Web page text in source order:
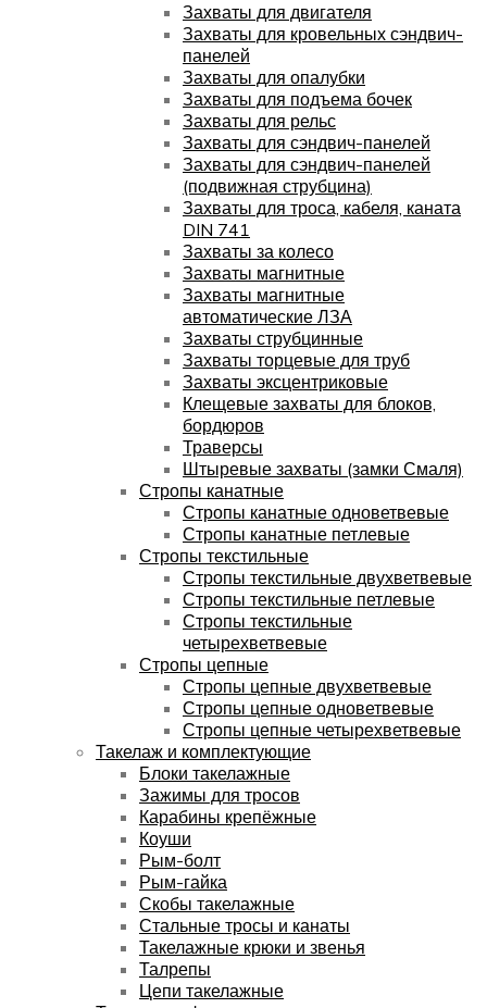
Захваты для двигателя
Захваты для кровельных сэндвич-
панелей
Захваты для опалубки
Захваты для подъема бочек
Захваты для рельс
Захваты для сэндвич-панелей
Захваты для сэндвич-панелей
(подвижная струбцина)
Захваты для троса, кабеля, каната
DIN 741
Захваты за колесо
Захваты магнитные
Захваты магнитные
автоматические ЛЗА
Захваты струбцинные
Захваты торцевые для труб
Захваты эксцентриковые
Клещевые захваты для блоков,
бордюров
Траверсы
Штыревые захваты (замки Смаля)
Стропы канатные
Стропы канатные одноветвевые
Стропы канатные петлевые
Стропы текстильные
Стропы текстильные двухветвевые
Стропы текстильные петлевые
Стропы текстильные
четырехветвевые
Стропы цепные
Стропы цепные двухветвевые
Стропы цепные одноветвевые
Стропы цепные четырехветвевые
Такелаж и комплектующие
Блоки такелажные
Зажимы для тросов
Карабины крепёжные
Коуши
Рым-болт
Рым-гайка
Скобы такелажные
Стальные тросы и канаты
Такелажные крюки и звенья
Талрепы
Цепи такелажные